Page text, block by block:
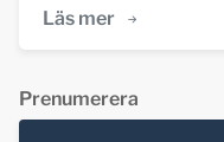
Läs mer
Prenumerera